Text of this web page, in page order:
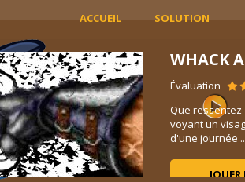
ACCUEIL SOLUTION
WHACK
Évaluation
Que
voyant un
d'une journée